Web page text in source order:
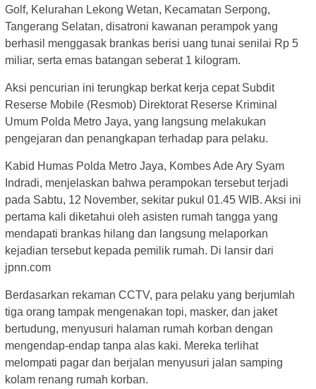
Golf, Kelurahan Lekong Wetan, Kecamatan Serpong,
Tangerang Selatan, disatroni kawanan perampok yang
berhasil menggasak brankas berisi uang tunai senilai Rp 5
miliar, serta emas batangan seberat 1 kilogram.
Aksi pencurian ini terungkap berkat kerja cepat Subdit
Reserse Mobile (Resmob) Direktorat Reserse Kriminal
Umum Polda Metro Jaya, yang langsung melakukan
pengejaran dan penangkapan terhadap para pelaku.
Kabid Humas Polda Metro Jaya, Kombes Ade Ary Syam
Indradi, menjelaskan bahwa perampokan tersebut terjadi
pada Sabtu, 12 November, sekitar pukul 01.45 WIB. Aksi ini
pertama kali diketahui oleh asisten rumah tangga yang
mendapati brankas hilang dan langsung melaporkan
kejadian tersebut kepada pemilik rumah. Di lansir dari
jpnn.com
Berdasarkan rekaman CCTV, para pelaku yang berjumlah
tiga orang tampak mengenakan topi, masker, dan jaket
bertudung, menyusuri halaman rumah korban dengan
mengendap-endap tanpa alas kaki. Mereka terlihat
melompati pagar dan berjalan menyusuri jalan samping
kolam renang rumah korban.